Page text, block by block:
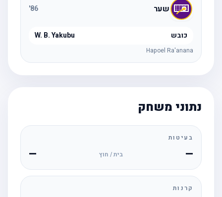
שער 86
'
כובש W. B. Yakubu
Hapoel Ra'anana
נתוני משחק
בעיטות
— בית / חוץ —
קרנות